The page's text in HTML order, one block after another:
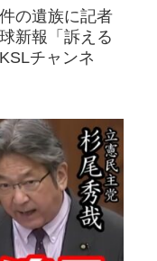
の遺族に記者
新報「訴える
チャンネ